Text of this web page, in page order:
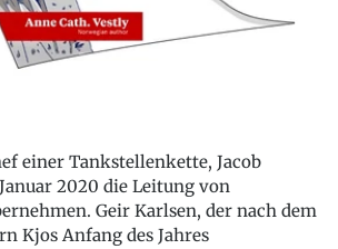
einer Tankstellenkette, Jacob
2020 die Leitung von
Geir Karlsen, der nach dem
Kjos Anfang des Jahres